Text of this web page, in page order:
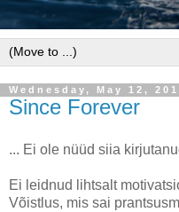
Wednesday, May 12,
Since Forever
... Ei ole nüüd siia
Ei leidnud lihtsalt
Võistlus, mis sai